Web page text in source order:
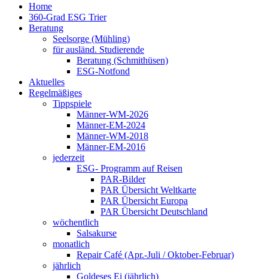
Home
360-Grad ESG Trier
Beratung
Seelsorge (Mühling)
für ausländ. Studierende
Beratung (Schmithüsen)
ESG-Notfond
Aktuelles
Regelmäßiges
Tippspiele
Männer-WM-2026
Männer-EM-2024
Männer-WM-2018
Männer-EM-2016
jederzeit
ESG- Programm auf Reisen
PAR-Bilder
PAR Übersicht Weltkarte
PAR Übersicht Europa
PAR Übersicht Deutschland
wöchentlich
Salsakurse
monatlich
Repair Café (Apr.-Juli / Oktober-Februar)
jährlich
Goldeses Ei (jährlich)